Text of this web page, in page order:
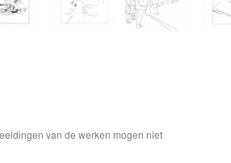
van de werken mogen niet